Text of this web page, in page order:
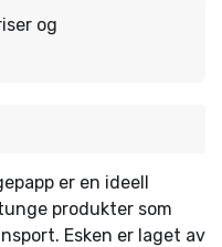
og
er en ideell
produkter som
Esken er laget av